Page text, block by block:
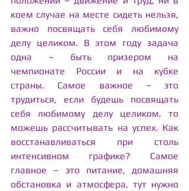
коем случае на месте сидеть нельзя,
важно посвящать себя любимому
делу целиком. В этом году задача
одна – быть призером на
чемпионате России и на кубке
страны. Самое важное – это
трудиться, если будешь посвящать
себя любимому делу целиком, то
можешь рассчитывать на успех. Как
восстанавливаться при столь
интенсивном графике? Самое
главное – это питание, домашняя
обстановка и атмосфера, тут нужно